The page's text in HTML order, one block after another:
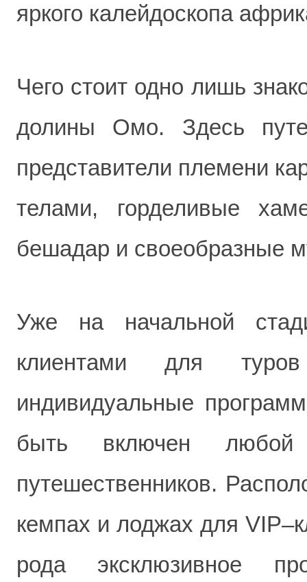
яркого калейдоскопа
Чего стоит одно лишь
долины Омо. Здесь
представители племени
телами, горделивые
бешадар и своеобразные
Уже на начальной
клиентами для туров
индивидуальные
быть включен любой
путешественников.
кемпах и лоджах для
рода эксклюзивное